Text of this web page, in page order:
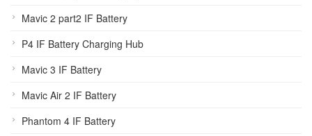
Mavic 2 part2 IF Battery
P4 IF Battery Charging Hub
Mavic 3 IF Battery
Mavic Air 2 IF Battery
Phantom 4 IF Battery